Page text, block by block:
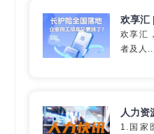
深入60+细分行业
精准匹配专业灵活用工
解决方
欢享汇
欢享汇
者及人..
人力资
1.国家